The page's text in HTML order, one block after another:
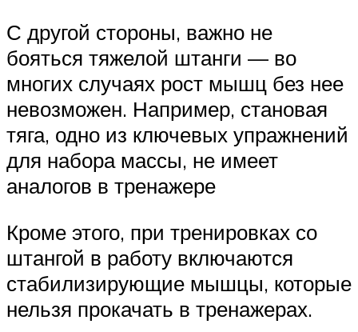
С другой стороны, важно не
бояться тяжелой штанги — во
многих случаях рост мышц без нее
невозможен. Например, становая
тяга, одно из ключевых упражнений
для набора массы, не имеет
аналогов в тренажере
Кроме этого, при тренировках со
штангой в работу включаются
стабилизирующие мышцы, которые
нельзя прокачать в тренажерах.